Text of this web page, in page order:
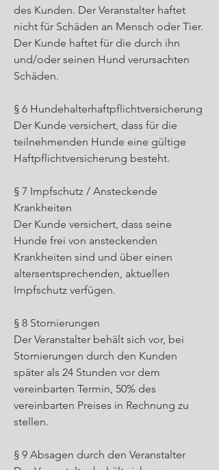
des Kunden. Der Veranstalter haftet
nicht für Schäden an Mensch oder Tier.
Der Kunde haftet für die durch ihn
und/oder seinen Hund verursachten
Schäden.
§ 6 Hundehalterhaftpflichtversicherung
Der Kunde versichert, dass für die
teilnehmenden Hunde eine gültige
Haftpflichtversicherung besteht.
§ 7 Impfschutz / Ansteckende
Krankheiten
Der Kunde versichert, dass seine
Hunde frei von ansteckenden
Krankheiten sind und über einen
altersentsprechenden, aktuellen
Impfschutz verfügen.
§ 8 Stornierungen
Der Veranstalter behält sich vor, bei
Stornierungen durch den Kunden
später als 24 Stunden vor dem
vereinbarten Termin, 50% des
vereinbarten Preises in Rechnung zu
stellen.
§ 9 Absagen durch den Veranstalter